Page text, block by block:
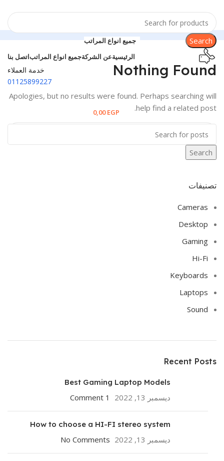
Search
خدمة العملاء
01125899227
جميع انواع المراتب
الرئيسيةعن الشركةجميع انواع المراتباتصل بنا
0,00EGP
Search
Nothing Found
Apologies, but no results were found. Perhaps searching will
help find a related post.
Search
تصنيفات
Cameras
Desktop
Gaming
Hi-Fi
Keyboards
Laptops
Sound
Recent Posts
Best Gaming Laptop Models
ديسمبر 13, 2022 1 Comment
How to choose a HI-FI stereo system
ديسمبر 13, 2022 No Comments